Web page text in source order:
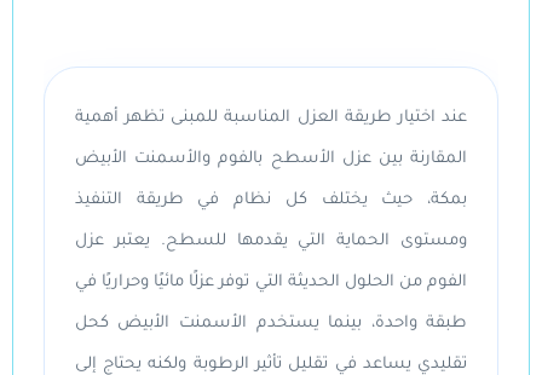
عند اختيار طريقة العزل المناسبة للمبنى تظهر أهمية
المقارنة بين عزل الأسطح بالفوم والأسمنت الأبيض
بمكة، حيث يختلف كل نظام في طريقة التنفيذ
ومستوى الحماية التي يقدمها للسطح. يعتبر عزل
الفوم من الحلول الحديثة التي توفر عزلًا مائيًا وحراريًا في
طبقة واحدة، بينما يستخدم الأسمنت الأبيض كحل
تقليدي يساعد في تقليل تأثير الرطوبة ولكنه يحتاج إلى